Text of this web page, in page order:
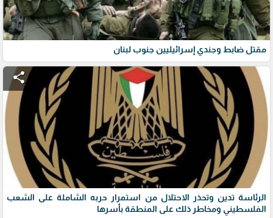
مقتل ضابط وجندي إسرائيليين جنوب لبنان
share
الرئاسة تدين وتحذر الاحتلال من استمرار حربه الشاملة على الشعب
الفلسطيني ومخاطر ذلك على المنطقة بأسرها